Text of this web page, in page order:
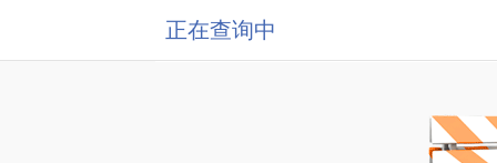
正在查询中